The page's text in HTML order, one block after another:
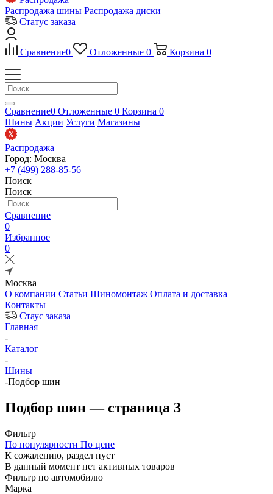
Распродажа шины Распродажа диски
Статус заказа
Сравнение0 Отложенные 0 Корзина 0
Сравнение0 Отложенные 0 Корзина 0
Шины Акции Услуги Магазины
Распродажа
Город: Москва
+7 (499) 288-85-56
Поиск
Поиск
Сравнение
0
Избранное
0
Москва
О компании Статьи Шиномонтаж Оплата и доставка
Контакты
Стаус заказа
Главная
-
Каталог
-
Шины
-Подбор шин
Подбор шин — страница 3
Фильтр
По популярности По цене
К сожалению, раздел пуст
В данный момент нет активных товаров
Фильтр по автомобилю
Марка